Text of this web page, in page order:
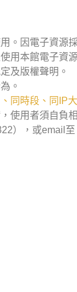
。因電子資
用本館電子資
及版權聲明。
。
同時段、同IP
使用者須自負
），或email至